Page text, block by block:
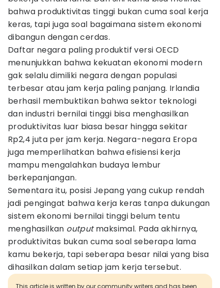
bahwa produktivitas tinggi bukan cuma soal kerja
keras, tapi juga soal bagaimana sistem ekonomi
dibangun dengan cerdas.
Daftar negara paling produktif versi OECD
menunjukkan bahwa kekuatan ekonomi modern
gak selalu dimiliki negara dengan populasi
terbesar atau jam kerja paling panjang. Irlandia
berhasil membuktikan bahwa sektor teknologi
dan industri bernilai tinggi bisa menghasilkan
produktivitas luar biasa besar hingga sekitar
Rp2,4 juta per jam kerja. Negara-negara Eropa
juga memperlihatkan bahwa efisiensi kerja
mampu mengalahkan budaya lembur
berkepanjangan.
Sementara itu, posisi Jepang yang cukup rendah
jadi pengingat bahwa kerja keras tanpa dukungan
sistem ekonomi bernilai tinggi belum tentu
menghasilkan outputmaksimal. Pada akhirnya,
produktivitas bukan cuma soal seberapa lama
kamu bekerja, tapi seberapa besar nilai yang bisa
dihasilkan dalam setiap jam kerja tersebut.
This article is written by our community writers and has been